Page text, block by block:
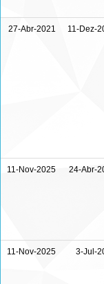
27-Abr-2021 11-Dez-
11-Nov-2025 24-Abr-
11-Nov-2025 3-Jul-